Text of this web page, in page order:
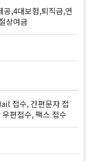
공,4대보험,퇴직금,연
상여금
접수, 간편문자 접
편접수, 팩스 접수